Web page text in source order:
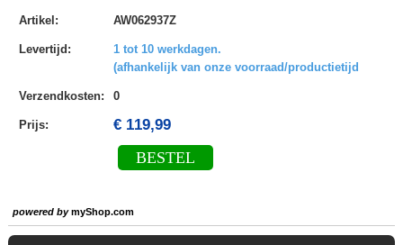
Artikel : AW062937Z
Levertijd :
1 tot 10 werkdagen.
(afhankelijk van onze voorraad/productietijd
Verzendkosten: 0
Prijs: € 119,99
BESTEL
powered bymyShop.com